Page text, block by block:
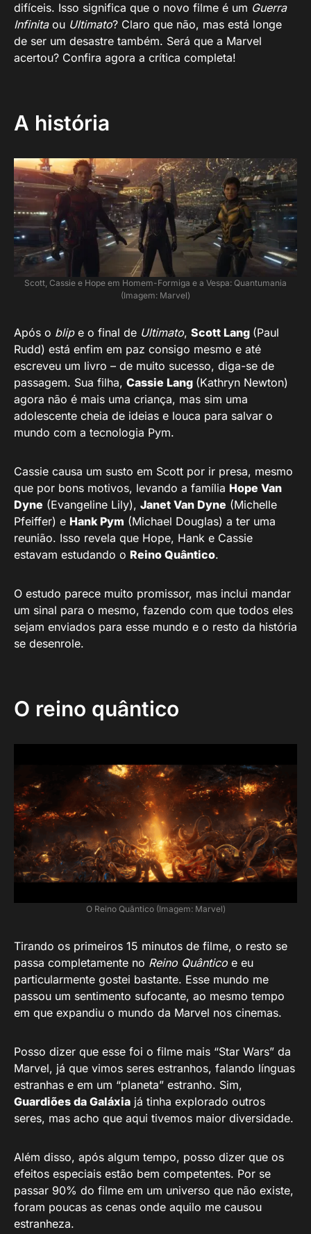
difíceis. Isso significa que o novo filme é um Guerra
Infinitaou Ultimato? Claro que não, mas está longe
de ser um desastre também. Será que a Marvel
acertou? Confira agora a crítica completa!
A história
Scott, Cassie e Hope em Homem-Formiga e a Vespa: Quantumania
(Imagem: Marvel)
Após o blipe o final de Ultimato, Scott Lang (Paul
Rudd) está enfim em paz consigo mesmo e até
escreveu um livro – de muito sucesso, diga-se de
passagem. Sua filha, Cassie Lang (Kathryn Newton)
agora não é mais uma criança, mas sim uma
adolescente cheia de ideias e louca para salvar o
mundo com a tecnologia Pym.
Cassie causa um susto em Scott por ir presa, mesmo
que por bons motivos, levando a família Hope Van
Dyne (Evangeline Lily), Janet Van Dyne (Michelle
Pfeiffer) e Hank Pym (Michael Douglas) a ter uma
reunião. Isso revela que Hope, Hank e Cassie
estavam estudando o Reino Quântico.
O estudo parece muito promissor, mas inclui mandar
um sinal para o mesmo, fazendo com que todos eles
sejam enviados para esse mundo e o resto da história
se desenrole.
O reino quântico
O Reino Quântico (Imagem: Marvel)
Tirando os primeiros 15 minutos de filme, o resto se
passa completamente no Reino Quântico e eu
particularmente gostei bastante. Esse mundo me
passou um sentimento sufocante, ao mesmo tempo
em que expandiu o mundo da Marvel nos cinemas.
Posso dizer que esse foi o filme mais “Star Wars” da
Marvel, já que vimos seres estranhos, falando línguas
estranhas e em um “planeta” estranho. Sim,
Guardiões da Galáxia já tinha explorado outros
seres, mas acho que aqui tivemos maior diversidade.
Além disso, após algum tempo, posso dizer que os
efeitos especiais estão bem competentes. Por se
passar 90% do filme em um universo que não existe,
foram poucas as cenas onde aquilo me causou
estranheza.